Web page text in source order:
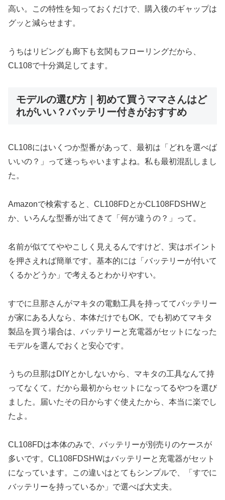
高い。この特性を知っておくだけで、購入後のギャップは
グッと減らせます。
うちはリビングも廊下も玄関もフローリングだから、
CL108で十分満足してます。
モデルの選び方｜初めて買うママさんはど
れがいい？バッテリー付きがおすすめ
CL108にはいくつか型番があって、最初は「どれを選べば
いいの？」って迷っちゃいますよね。私も最初混乱しまし
た。
Amazonで検索すると、CL108FDとかCL108FDSHWと
か、いろんな型番が出てきて「何が違うの？」って。
名前が似ててややこしく見えるんですけど、実はポイント
を押さえれば簡単です。基本的には「バッテリーが付いて
くるかどうか」で考えるとわかりやすい。
すでに旦那さんがマキタの電動工具を持っててバッテリー
が家にある人なら、本体だけでもOK。でも初めてマキタ
製品を買う場合は、バッテリーと充電器がセットになった
モデルを選んでおくと安心です。
うちの旦那はDIYとかしないから、マキタの工具なんて持
ってなくて。だから最初からセットになってるやつを選び
ました。届いたその日からすぐ使えたから、本当に楽でし
たよ。
CL108FDは本体のみで、バッテリーが別売りのケースが
多いです。CL108FDSHWはバッテリーと充電器がセット
になっています。この違いはとてもシンプルで、「すでに
バッテリーを持っているか」で選べば大丈夫。